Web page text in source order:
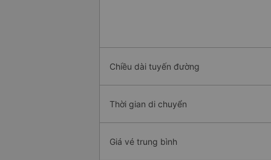
Chiều dài tuyến đường
Thời gian di chuyển
Giá vé trung bình